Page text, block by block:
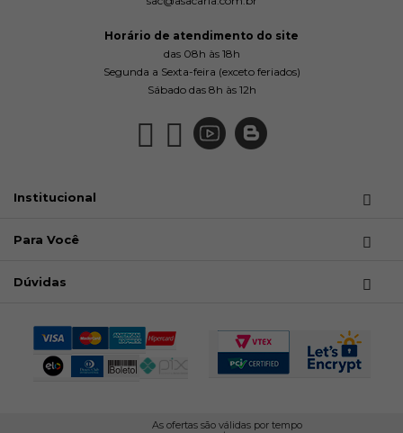
Horário de atendimento do site
das 08h às 18h
Segunda a Sexta-feira (exceto feriados)
Sábado das 8h às 12h
Institucional
Para Você
Dúvidas
As ofertas são válidas por tempo